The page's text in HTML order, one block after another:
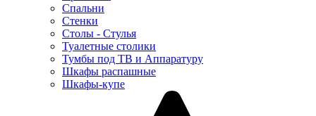
Спальни
Стенки
Столы - Стулья
Туалетные столики
Тумбы под ТВ и Аппаратуру
Шкафы распашные
Шкафы-купе